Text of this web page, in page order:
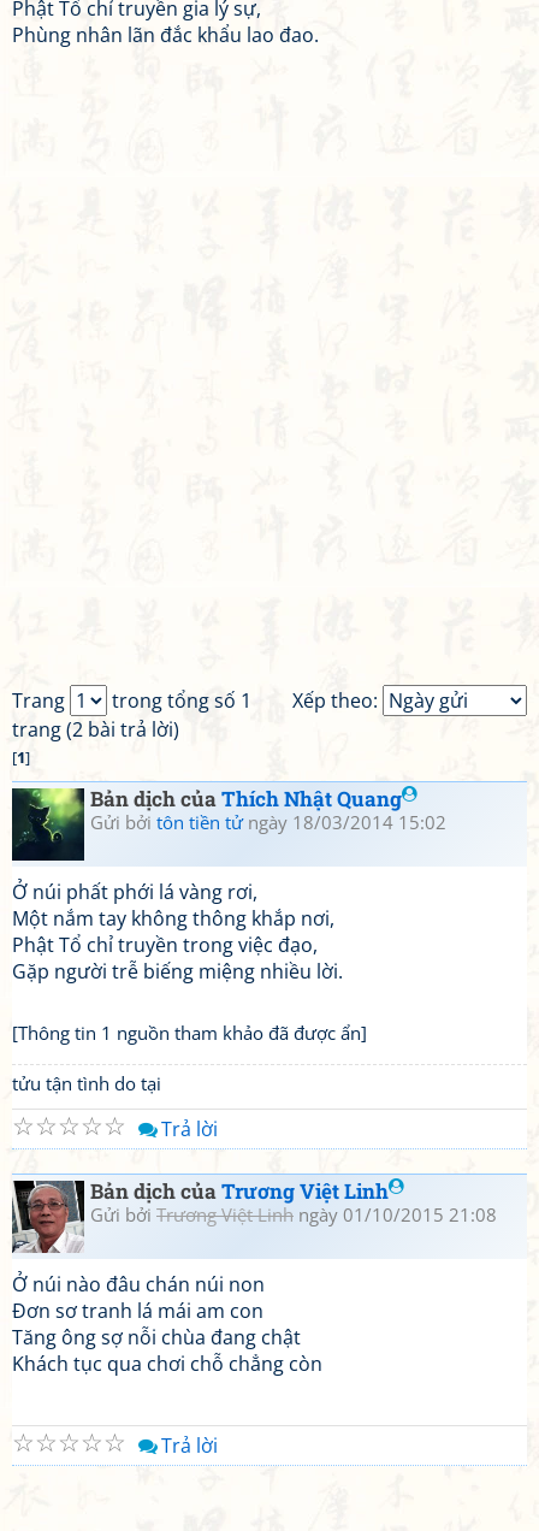
Phật Tổ chỉ truyền gia lý sự,
Phùng nhân lãn đắc khẩu lao đao.
Xếp theo:
Trang
trong tổng số 1
trang (2 bài trả lời)
[1]
Bản dịch củaThích Nhật Quang
Gửi bởi tôn tiền tửngày 18/03/2014 15:02
Ở núi phất phới lá vàng rơi,
Một nắm tay không thông khắp nơi,
Phật Tổ chỉ truyền trong việc đạo,
Gặp người trễ biếng miệng nhiều lời.
[Thông tin 1 nguồn tham khảo đã được ẩn]
tửu tận tình do tại
☆
☆
☆
☆
☆ Trả lời
Bản dịch củaTrương Việt Linh
Gửi bởi Trương Việt Linh ngày 01/10/2015 21:08
Ở núi nào đâu chán núi non
Đơn sơ tranh lá mái am con
Tăng ông sợ nỗi chùa đang chật
Khách tục qua chơi chỗ chẳng còn
☆
☆
☆
☆
☆ Trả lời